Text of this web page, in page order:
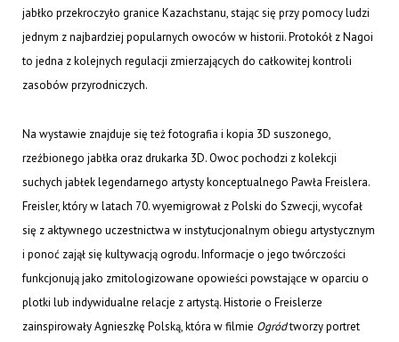
jabłko przekroczyło granice Kazachstanu, stając się przy pomocy ludzi
jednym z najbardziej popularnych owoców w historii. Protokół z Nagoi
to jedna z kolejnych regulacji zmierzających do całkowitej kontroli
zasobów przyrodniczych.
Na wystawie znajduje się też fotografia i kopia 3D suszonego,
rzeźbionego jabłka oraz drukarka 3D. Owoc pochodzi z kolekcji
suchych jabłek legendarnego artysty konceptualnego Pawła Freislera.
Freisler, który w latach 70. wyemigrował z Polski do Szwecji, wycofał
się z aktywnego uczestnictwa w instytucjonalnym obiegu artystycznym
i ponoć zajął się kultywacją ogrodu. Informacje o jego twórczości
funkcjonują jako zmitologizowane opowieści powstające w oparciu o
plotki lub indywidualne relacje z artystą. Historie o Freislerze
zainspirowały Agnieszkę Polską, która w filmie Ogródtworzy portret